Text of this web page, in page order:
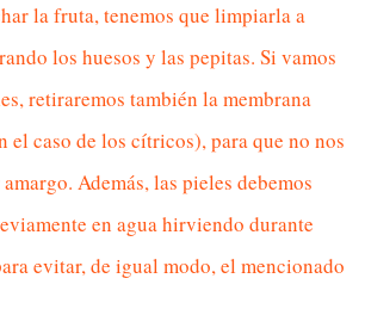
la fruta, tenemos que limpiarla a
los huesos y las pepitas. Si vamos
retiraremos también la membrana
el caso de los cítricos), para que no nos
Además, las pieles debemos
en agua hirviendo durante
evitar, de igual modo, el mencionado